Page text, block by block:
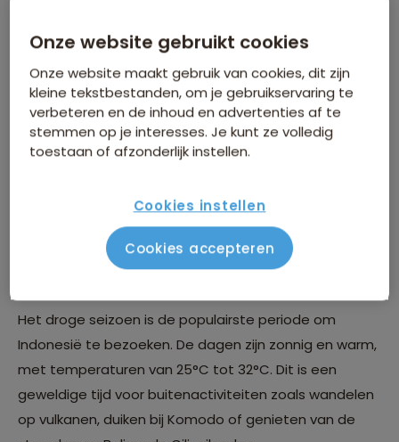
Klimaat in Indonesië
Indonesië heeft een tropisch klimaat, met twee
duidelijke seizoenen: het droge seizoen en het
regenseizoen. De temperaturen zijn het hele jaar door
Droge seizoen in Indonesië (mei -
Het droge seizoen is de populairste periode om
Indonesië te bezoeken. De dagen zijn zonnig en warm,
met temperaturen van 25°C tot 32°C. Dit is een
geweldige tijd voor buitenactiviteiten zoals wandelen
op vulkanen, duiken bij Komodo of genieten van de
Onze website gebruikt cookies
Onze website maakt gebruik van cookies, dit zijn
kleine tekstbestanden, om je gebruikservaring te
verbeteren en de inhoud en advertenties af te
stemmen op je interesses. Je kunt ze volledig
toestaan of afzonderlijk instellen.
Cookies instellen
Cookies accepteren